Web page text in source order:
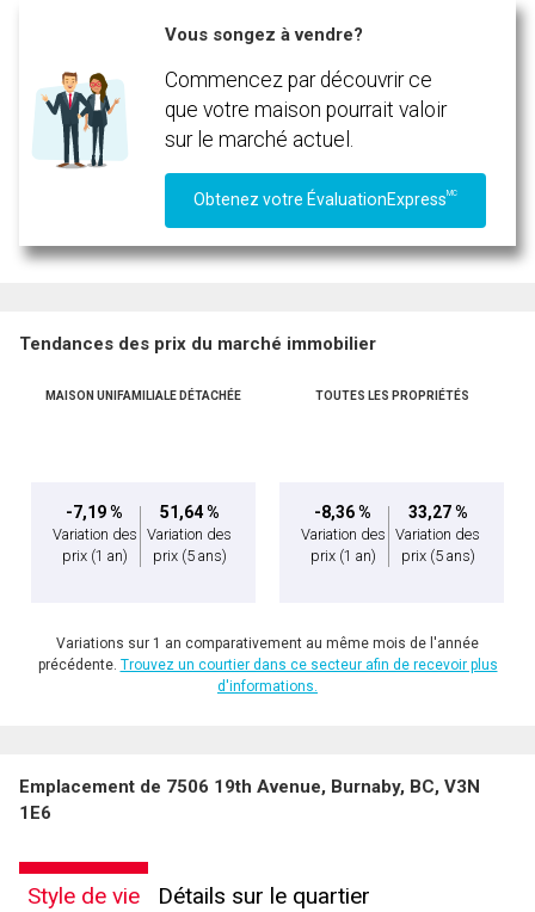
Vous songez à vendre?
Commencez par découvrir ce
que votre maison pourrait valoir
sur le marché actuel.
Obtenez votre ÉvaluationExpressMC
Tendances des prix du marché immobilier
MAISON UNIFAMILIALE DÉTACHÉE
-7,19 %
Variation des
prix (1 an)
51,64 %
Variation des
prix (5 ans)
TOUTES LES PROPRIÉTÉS
-8,36 %
Variation des
prix (1 an)
33,27 %
Variation des
prix (5 ans)
Variations sur 1 an comparativement au même mois de l'année
précédente. Trouvez un courtier dans ce secteur afin de recevoir plus
d'informations.
Emplacement de 7506 19th Avenue, Burnaby, BC, V3N
1E6
Style de vie Détails sur le quartier